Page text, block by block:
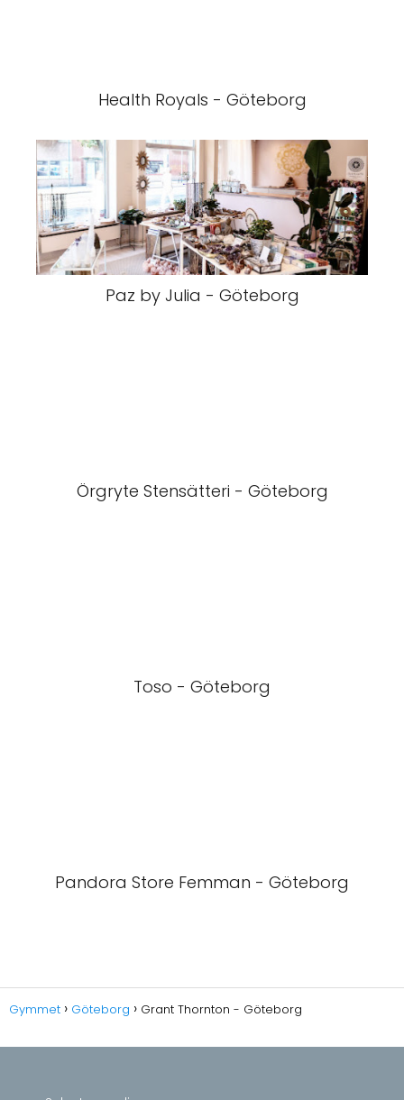
Health Royals - Göteborg
Paz by Julia - Göteborg
Örgryte Stensätteri - Göteborg
Toso - Göteborg
Pandora Store Femman - Göteborg
Gymmet Göteborg Grant Thornton - Göteborg